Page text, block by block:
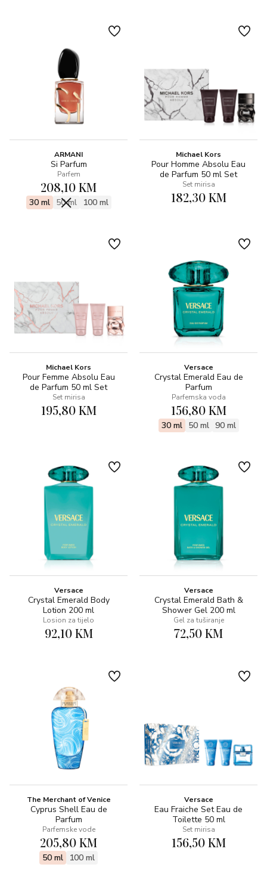
ARMANI
Si Parfum
Parfem
208,10 KM
30 ml 50 ml 100 ml
Michael Kors
Pour Homme Absolu Eau
de Parfum 50 ml Set
Set mirisa
182,30 KM
Michael Kors
Pour Femme Absolu Eau
de Parfum 50 ml Set
Set mirisa
195,80 KM
Versace
Crystal Emerald Eau de
Parfum
Parfemska voda
156,80 KM
30 ml 50 ml 90 ml
Versace
Crystal Emerald Body
Lotion 200 ml
Losion za tijelo
92,10 KM
Versace
Crystal Emerald Bath &
Shower Gel 200 ml
Gel za tuširanje
72,50 KM
The Merchant of Venice
Cyprus Shell Eau de
Parfum
Parfemske vode
205,80 KM
50 ml 100 ml
Versace
Eau Fraiche Set Eau de
Toilette 50 ml
Set mirisa
156,50 KM